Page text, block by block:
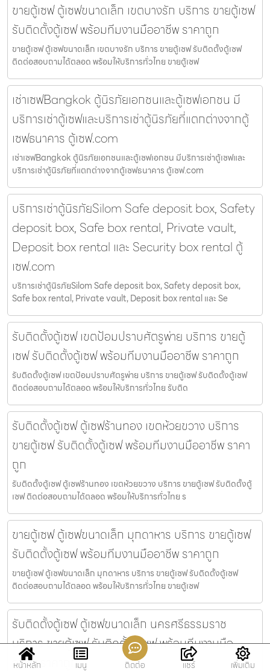
ขายตู้เซฟ ตู้เซฟขนาดเล็ก เขตบางรัก บริการ ขายตู้เซฟ
รับติดตั้งตู้เซฟ พร้อมทีมงานมืออาชีพ ราคาถูก
ขายตู้เซฟ ตู้เซฟขนาดเล็ก เขตบางรัก บริการ ขายตู้เซฟ รับติดตั้งตู้เซฟ
ติดต่อสอบถามได้ตลอด พร้อมให้บริการทั่วไทย ขายตู้เซฟ
เช่าเซฟBangkok ตู้นิรภัยเอกชนและตู้เซฟเอกชน มี
บริการเช่าตู้เซฟและบริการเช่าตู้นิรภัยที่แตกต่างจากตู้
เซฟธนาคาร ตู้เซฟ.com
เช่าเซฟBangkok ตู้นิรภัยเอกชนและตู้เซฟเอกชน มีบริการเช่าตู้เซฟและ
บริการเช่าตู้นิรภัยที่แตกต่างจากตู้เซฟธนาคาร ตู้เซฟ.com
บริการเช่าตู้นิรภัยSilom Safe deposit box, Safety
deposit box, Safe box rental, Private vault,
Deposit box rental และ Security box rental ตู้
เซฟ.com
บริการเช่าตู้นิรภัยSilom Safe deposit box, Safety deposit box,
Safe box rental, Private vault, Deposit box rental และ Se
รับติดตั้งตู้เซฟ เขตป้อมปราบศัตรูพ่าย บริการ ขายตู้
เซฟ รับติดตั้งตู้เซฟ พร้อมทีมงานมืออาชีพ ราคาถูก
รับติดตั้งตู้เซฟ เขตป้อมปราบศัตรูพ่าย บริการ ขายตู้เซฟ รับติดตั้งตู้เซฟ
ติดต่อสอบถามได้ตลอด พร้อมให้บริการทั่วไทย รับติด
รับติดตั้งตู้เซฟ ตู้เซฟร้านทอง เขตห้วยขวาง บริการ
ขายตู้เซฟ รับติดตั้งตู้เซฟ พร้อมทีมงานมืออาชีพ ราคา
ถูก
รับติดตั้งตู้เซฟ ตู้เซฟร้านทอง เขตห้วยขวาง บริการ ขายตู้เซฟ รับติดตั้งตู้
เซฟ ติดต่อสอบถามได้ตลอด พร้อมให้บริการทั่วไทย ร
ขายตู้เซฟ ตู้เซฟขนาดเล็ก มุกดาหาร บริการ ขายตู้เซฟ
รับติดตั้งตู้เซฟ พร้อมทีมงานมืออาชีพ ราคาถูก
ขายตู้เซฟ ตู้เซฟขนาดเล็ก มุกดาหาร บริการ ขายตู้เซฟ รับติดตั้งตู้เซฟ
ติดต่อสอบถามได้ตลอด พร้อมให้บริการทั่วไทย ขายตู้เซฟ
รับติดตั้งตู้เซฟ ตู้เซฟขนาดเล็ก นครศรีธรรมราช
บริการ ขายตู้เซฟ รับติดตั้งตู้เซฟ พร้อมทีมงานมือ
อาชีพ ราคาถูก
หน้าหลัก เมนู ติดต่อ แชร์ เพิ่มเติม